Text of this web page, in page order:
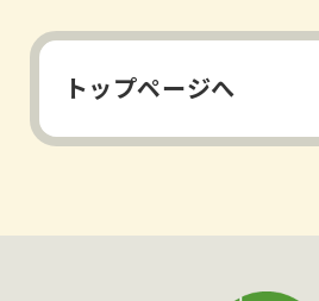
トップページへ